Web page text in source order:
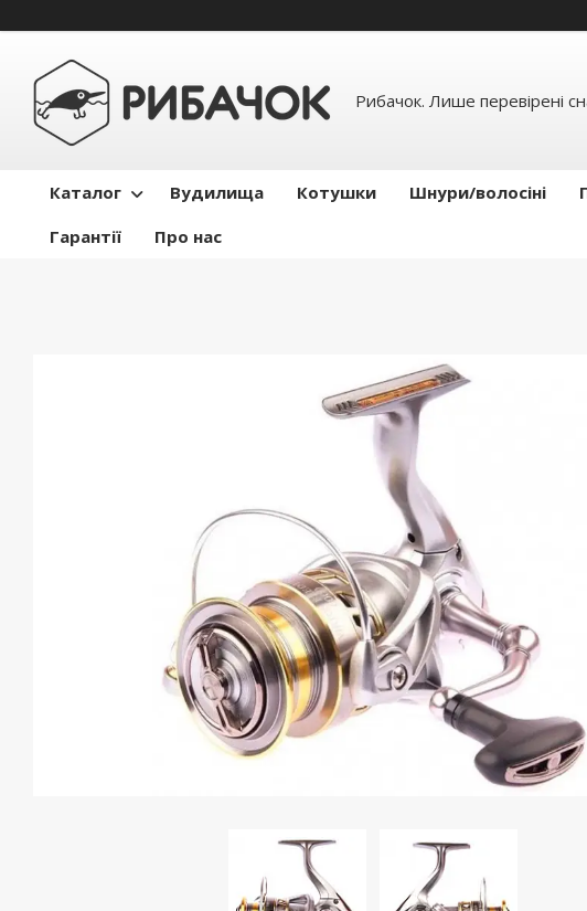
Рибачок. Лише перевірені
Каталог Вудилища Котушки Шнури/волосіні
Гарантії
Про нас